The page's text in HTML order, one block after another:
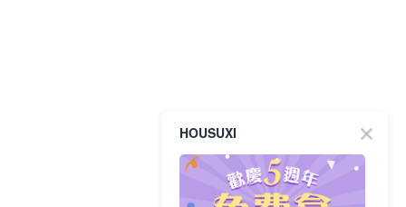
HOUSUXI